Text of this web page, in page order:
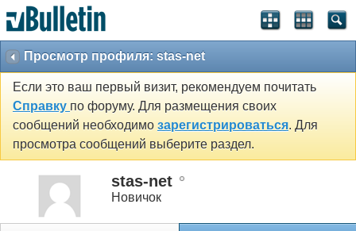
Просмотр профиля: stas-net
Если это ваш первый визит, рекомендуем почитать
Справку по форуму. Для размещения своих
сообщений необходимо зарегистрироваться. Для
просмотра сообщений выберите раздел.
stas-net
Новичок